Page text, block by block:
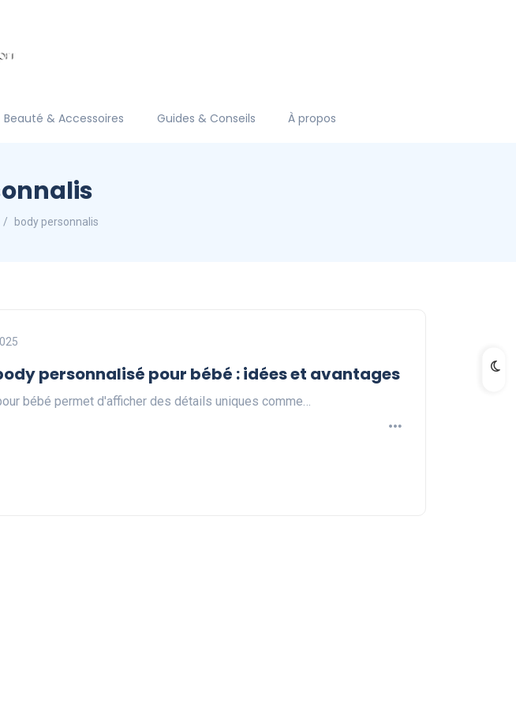
Beauté & Accessoires Guides & Conseils À propos
body personnalis
personnalisé pour bébé : idées et avantages
bébé permet d'afficher des détails uniques comme…